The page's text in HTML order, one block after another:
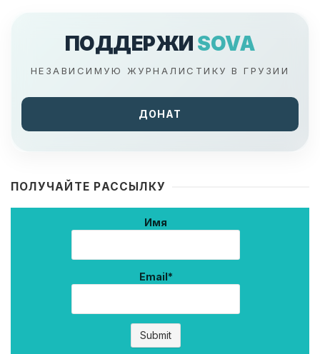
ПОДДЕРЖИ SOVA
НЕЗАВИСИМУЮ ЖУРНАЛИСТИКУ В ГРУЗИИ
ДОНАТ
ПОЛУЧАЙТЕ РАССЫЛКУ
Имя
Email*